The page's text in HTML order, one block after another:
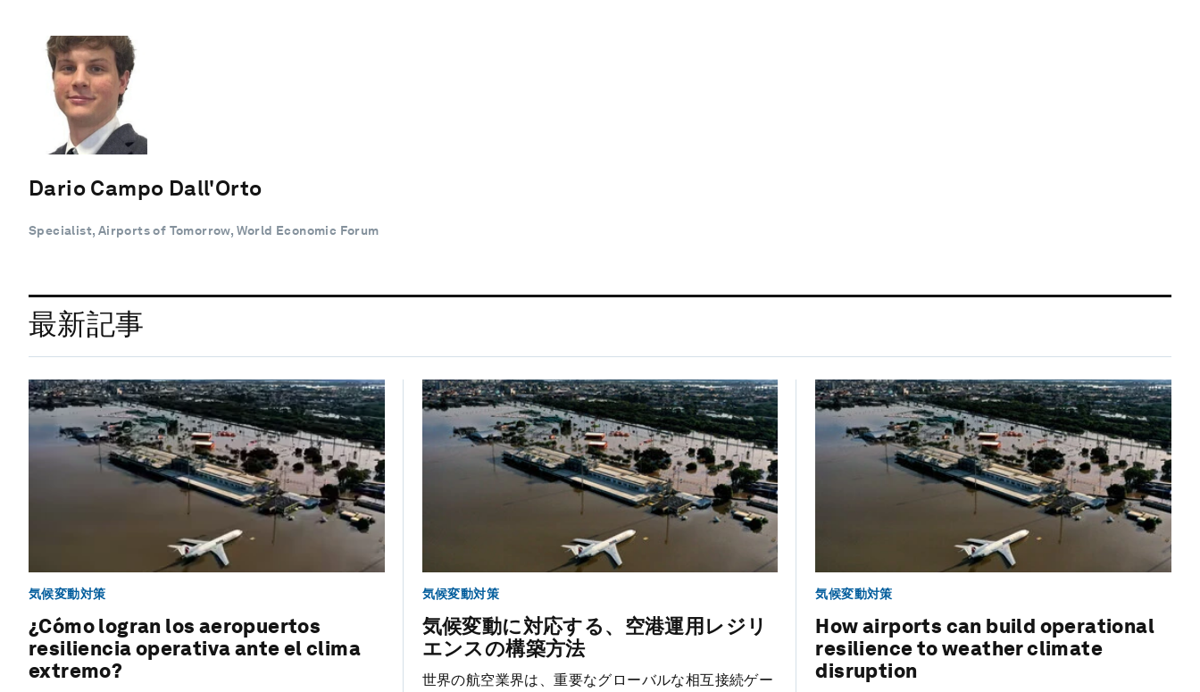
Dario Campo Dall'Orto
Specialist, Airports of Tomorrow, World Economic Forum
最新記事
気候変動対策
¿Cómo logran los aeropuertos
resiliencia operativa ante el clima
extremo?
気候変動対策
気候変動に対応する、空港運用レジリ
エンスの構築方法
世界の航空業界は、重要なグローバルな相互接続ゲー
気候変動対策
How airports can build operational
resilience to weather climate
disruption